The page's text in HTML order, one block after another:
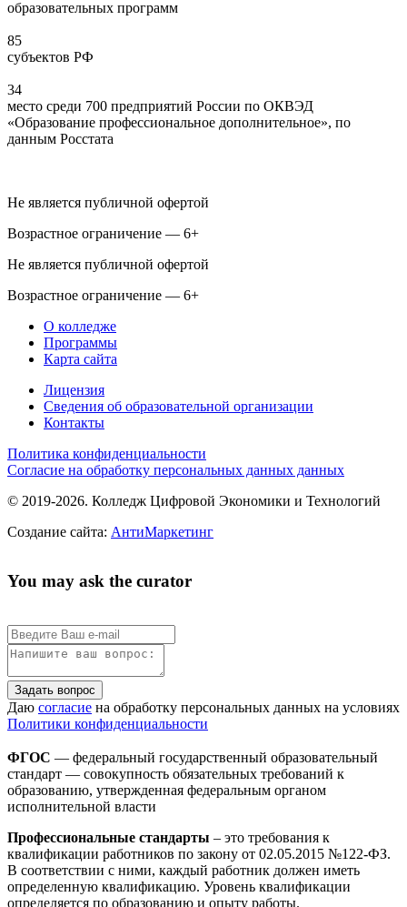
образовательных программ
85
субъектов РФ
34
место среди 700 предприятий России по ОКВЭД
«Образование профессиональное дополнительное», по
данным Росстата
Не является публичной офертой
Возрастное ограничение — 6+
Не является публичной офертой
Возрастное ограничение — 6+
О колледже
Программы
Карта сайта
Лицензия
Сведения об образовательной организации
Контакты
Политика конфиденциальности
Согласие на обработку персональных данных данных
© 2019-2026. Колледж Цифровой Экономики и Технологий
Создание сайта: АнтиМаркетинг
You may ask the curator
Задать вопрос
Даю согласие на обработку персональных данных на условиях
Политики конфиденциальности
ФГОС — федеральный государственный образовательный
стандарт — совокупность обязательных требований к
образованию, утвержденная федеральным органом
исполнительной власти
Профессиональные стандарты – это требования к
квалификации работников по закону от 02.05.2015 №122-ФЗ.
В соответствии с ними, каждый работник должен иметь
определенную квалификацию. Уровень квалификации
определяется по образованию и опыту работы.